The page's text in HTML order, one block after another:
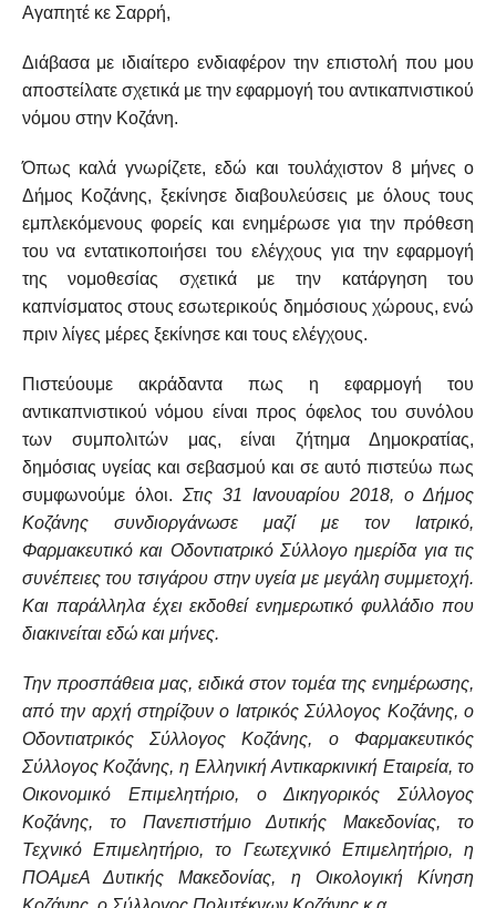
Αγαπητέ κε Σαρρή,
Διάβασα με ιδιαίτερο ενδιαφέρον την επιστολή που μου
αποστείλατε σχετικά με την εφαρμογή του αντικαπνιστικού
νόμου στην Κοζάνη.
Όπως καλά γνωρίζετε, εδώ και τουλάχιστον 8 μήνες ο
Δήμος Κοζάνης, ξεκίνησε διαβουλεύσεις με όλους τους
εμπλεκόμενους φορείς και ενημέρωσε για την πρόθεση
του να εντατικοποιήσει του ελέγχους για την εφαρμογή
της νομοθεσίας σχετικά με την κατάργηση του
καπνίσματος στους εσωτερικούς δημόσιους χώρους, ενώ
πριν λίγες μέρες ξεκίνησε και τους ελέγχους.
Πιστεύουμε ακράδαντα πως η εφαρμογή του
αντικαπνιστικού νόμου είναι προς όφελος του συνόλου
των συμπολιτών μας, είναι ζήτημα Δημοκρατίας,
δημόσιας υγείας και σεβασμού και σε αυτό πιστεύω πως
συμφωνούμε όλοι. Στις 31 Ιανουαρίου 2018, ο Δήμος
Κοζάνης συνδιοργάνωσε μαζί με τον Ιατρικό,
Φαρμακευτικό και Οδοντιατρικό Σύλλογο ημερίδα για τις
συνέπειες του τσιγάρου στην υγεία με μεγάλη συμμετοχή.
Και παράλληλα έχει εκδοθεί ενημερωτικό φυλλάδιο που
διακινείται εδώ και μήνες.
Την προσπάθεια μας, ειδικά στον τομέα της ενημέρωσης,
από την αρχή στηρίζουν ο Ιατρικός Σύλλογος Κοζάνης, ο
Οδοντιατρικός Σύλλογος Κοζάνης, ο Φαρμακευτικός
Σύλλογος Κοζάνης, η Ελληνική Αντικαρκινική Εταιρεία, το
Οικονομικό Επιμελητήριο, ο Δικηγορικός Σύλλογος
Κοζάνης, το Πανεπιστήμιο Δυτικής Μακεδονίας, το
Τεχνικό Επιμελητήριο, το Γεωτεχνικό Επιμελητήριο, η
ΠΟΑμεΑ Δυτικής Μακεδονίας, η Οικολογική Κίνηση